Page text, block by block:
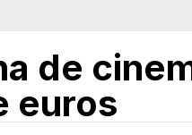
de
euros